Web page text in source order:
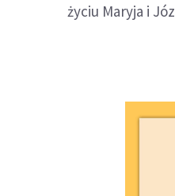
życiu Maryja i